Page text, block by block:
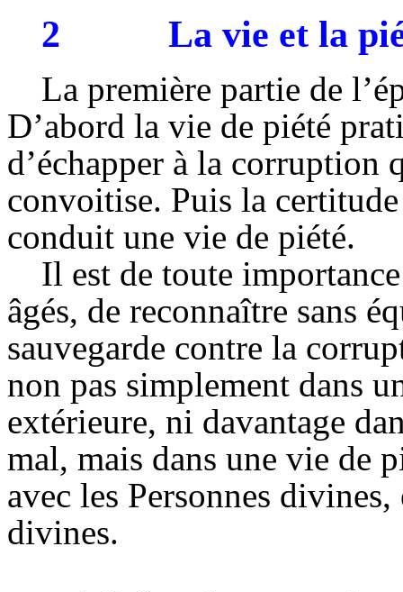
2 La vie et la
La première partie de
D’abord la vie de piété
d’échapper à la corruption
convoitise. Puis la
conduit une vie de piété.
Il est de toute
âgés, de reconnaître sans
sauvegarde contre la
non pas simplement dans
extérieure, ni davantage
mal, mais dans une vie de
avec les Personnes
divines.